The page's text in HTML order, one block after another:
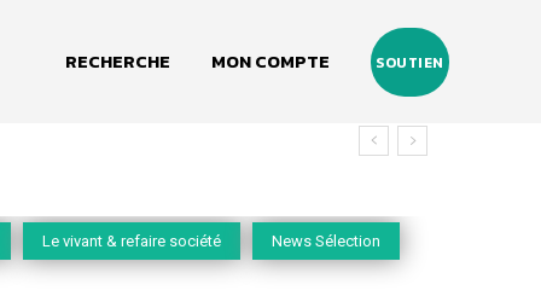
RECHERCHE MON COMPTE SOUTIEN
Le vivant & refaire société News Sélection